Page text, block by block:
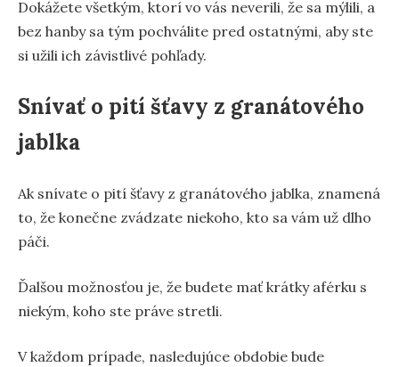
Dokážete všetkým, ktorí vo vás neverili, že sa mýlili, a
bez hanby sa tým pochválite pred ostatnými, aby ste
si užili ich závistlivé pohľady.
Snívať o pití šťavy z granátového
jablka
Ak snívate o pití šťavy z granátového jablka, znamená
to, že konečne zvádzate niekoho, kto sa vám už dlho
páči.
Ďalšou možnosťou je, že budete mať krátky aférku s
niekým, koho ste práve stretli.
V každom prípade, nasledujúce obdobie bude